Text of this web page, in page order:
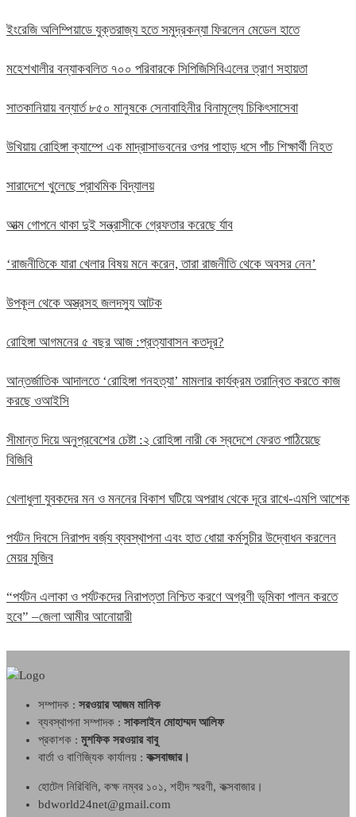
ইংরেজি অলিম্পিয়াডে যুক্তরাজ্য হতে সমুদ্রকন্যা ফিরলেন মেডেল হাতে
মহেশখালীর বন্যাকবলিত ৭০০ পরিবারকে সিপিজিসিবিএলের ত্রাণ সহায়তা
সাতকানিয়ায় বন্যার্ত ৮৫০ মানুষকে সেনাবাহিনীর বিনামূল্যে চিকিৎসাসেবা
উখিয়ায় রোহিঙ্গা ক্যাম্পে এক মাদ্রাসাভবনের ওপর পাহাড় ধসে পাঁচ শিক্ষার্থী নিহত
সারাদেশে খুলেছে প্রাথমিক বিদ্যালয়
আত্ম গোপনে থাকা দুই সন্ত্রাসীকে গ্রেফতার করেছে র্যাব
‘রাজনীতিকে যারা খেলার বিষয় মনে করেন, তারা রাজনীতি থেকে অবসর নেন’
উপকূল থেকে অস্ত্রসহ জলদস্যু আটক
রোহিঙ্গা আগমনের ৫ বছর আজ :প্রত্যাবাসন কতদূর?
আন্তর্জাতিক আদালতে ‘রোহিঙ্গা গনহত্যা’ মামলার কার্যক্রম তরান্বিত করতে কাজ
করছে ওআইসি
সীমান্ত দিয়ে অনুপ্রবেশের চেষ্টা :২ রোহিঙ্গা নারী কে স্বদেশে ফেরত পাঠিয়েছে
বিজিবি
খেলাধুলা যুবকদের মন ও মননের বিকাশ ঘটিয়ে অপরাধ থেকে দূরে রাখে-এমপি আশেক
পর্যটন দিবসে নিরাপদ বর্জ্য ব্যবস্থাপনা এবং হাত ধোয়া কর্মসুচীর উদ্বোধন করলেন
মেয়র মুজিব
“পর্যটন এলাকা ও পর্যটকদের নিরাপত্তা নিশ্চিত করণে অগ্রণী ভূমিকা পালন করতে
হবে” –জেলা আমীর আনোয়ারী
সম্পাদক : সরওয়ার আজম মানিক
ব্যবস্থাপনা সম্পাদক : সাকলাইন মোহাম্মদ আলিফ
প্রকাশক : মুশফিক সরওয়ার বাবু
বার্তা ও বাণিজ্যিক কার্যালয় : কক্সবাজার।
হোটেল নিরিবিলি, কক্ষ নম্বর ১০১, শহীদ স্মরণী, কক্সবাজার।
bdworld24net@gmail.com